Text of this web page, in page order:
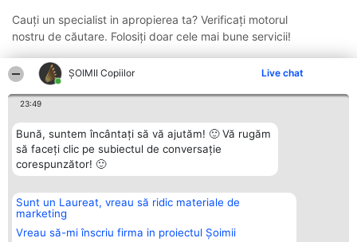
ȘOIMII Copiilor Live chat
23:49
Bună, suntem încântați să vă ajutăm! 🙂 Vă rugăm
să faceți clic pe subiectul de conversație
corespunzător! 🙂
Sunt un Laureat, vreau să ridic materiale de
marketing
Vreau să-mi înscriu firma in proiectul Șoimii
Cauți un specialist in apropierea ta? Verificați motorul
nostru de căutare. Folosiți doar cele mai bune servicii!
Organizator Ranking
BRIGHT SOLUTIONS BR SRL
Aleea Timisul De Sus 2 Bl. A30
Sc. A Et. 4 Ap. 13 Cod 061952
Plebiscyt
Lista Tuturor
Laureaților
Contact